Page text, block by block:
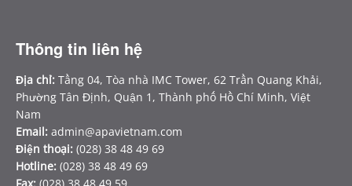
Thông tin liên hệ
Địa chỉ: Tầng 04, Tòa nhà IMC Tower, 62 Trần Quang Khải,
Phường Tân Định, Quận 1, Thành phố Hồ Chí Minh, Việt
Nam
Email: admin@apavietnam.com
Điện thoại: (028) 38 48 49 69
Hotline: (028) 38 48 49 69